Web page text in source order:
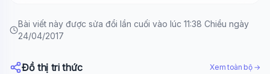
Bài viết này được sửa đổi lần cuối vào lúc 11:38 Chiều ngày
24/04/2017
Đồ thị tri thức Xem toàn bộ →